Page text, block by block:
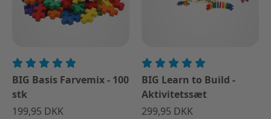
BIG Basis Farvemix - 100
stk
199,95 DKK
BIG Learn to Build -
Aktivitetssæt
299,95 DKK